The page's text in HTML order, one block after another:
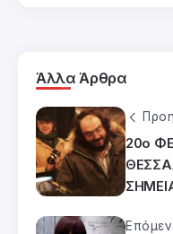
Άλλα Άρθρα
20ο